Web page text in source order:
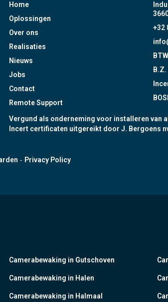
Home
Oplossingen
Over ons
Realisaties
Nieuws
Jobs
Contact
Remote Support
+32
Vergund als onderneming voor installeren van
Incert certificaten uitgereikt door J. Bergoens
- Privacy Policy
Camerabewaking in Gutschoven
Camerabewaking in Halen
Camerabewaking in Halmaal